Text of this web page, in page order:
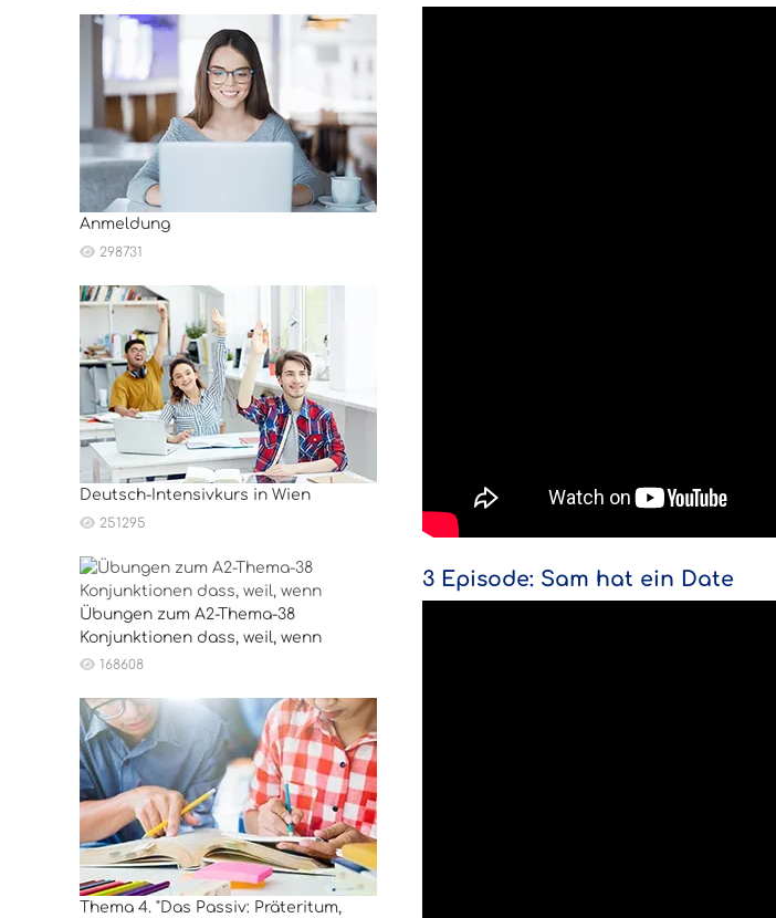
Anmeldung
298731
Deutsch-Intensivkurs in Wien
251295
Übungen zum A2-Thema-38
Konjunktionen dass, weil, wenn
168608
Thema 4. "Das Passiv: Präteritum,
3 Episode: Sam hat ein Date